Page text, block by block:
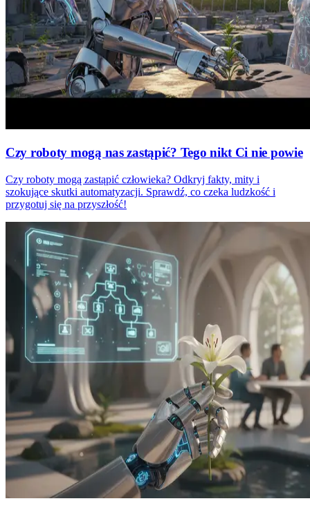
Czy roboty mogą nas zastąpić? Tego nikt Ci nie powie
Czy roboty mogą zastąpić człowieka? Odkryj fakty, mity i
szokujące skutki automatyzacji. Sprawdź, co czeka ludzkość i
przygotuj się na przyszłość!